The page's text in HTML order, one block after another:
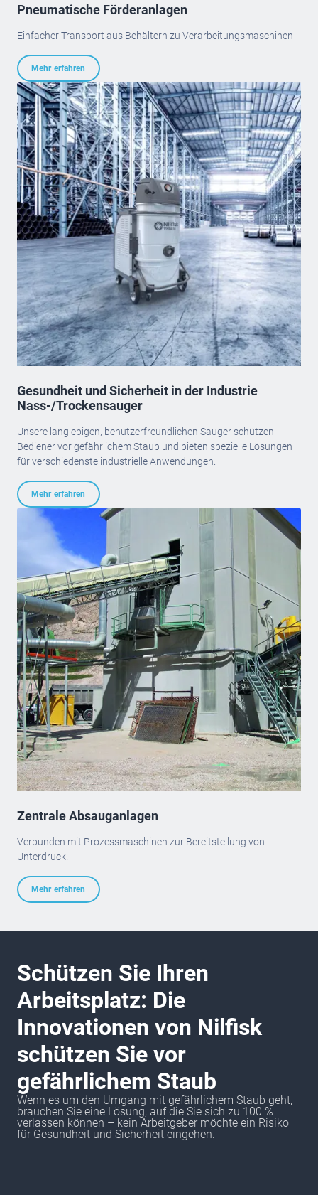
Pneumatische Förderanlagen
Einfacher Transport aus Behältern zu Verarbeitungsmaschinen
Mehr erfahren
Gesundheit und Sicherheit in der Industrie
Nass-/Trockensauger
Unsere langlebigen, benutzerfreundlichen Sauger schützen
Bediener vor gefährlichem Staub und bieten spezielle Lösungen
für verschiedenste industrielle Anwendungen.
Mehr erfahren
Zentrale Absauganlagen
Verbunden mit Prozessmaschinen zur Bereitstellung von
Unterdruck.
Mehr erfahren
Schützen Sie Ihren
Arbeitsplatz: Die
Innovationen von Nilfisk
schützen Sie vor
gefährlichem Staub
Wenn es um den Umgang mit gefährlichem Staub geht,
brauchen Sie eine Lösung, auf die Sie sich zu 100 %
verlassen können – kein Arbeitgeber möchte ein Risiko
für Gesundheit und Sicherheit eingehen.